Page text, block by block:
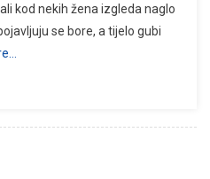
kod nekih žena izgleda naglo
se bore, a tijelo gubi